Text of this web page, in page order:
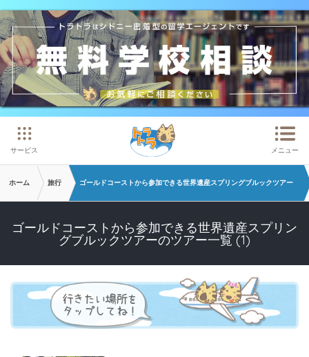
メインコンテンツへスキップ
サービス メニュー
ホーム 旅行 ゴールドコーストから参加できる世界遺産スプリングブルックツアー
ゴールドコーストから参加できる世界遺産スプリン
グブルックツアーのツアー一覧 (1)